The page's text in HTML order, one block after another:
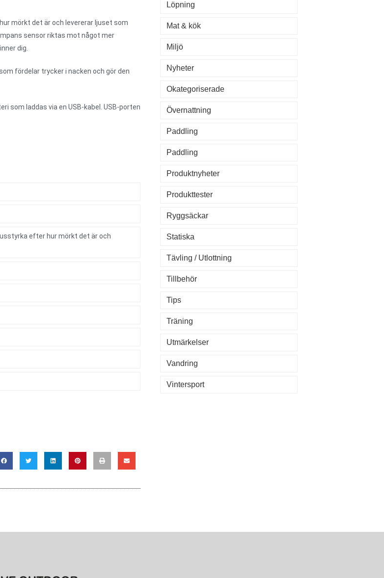
mörkt det är och levererar ljuset som
sensor riktas mot något mer
dig.
fördelar trycker i nacken och gör den
som laddas via en USB-kabel. USB-porten
efter hur mörkt det är och
Löpning
Mat & kök
Miljö
Nyheter
Okategoriserade
Övernattning
Paddling
Paddling
Produktnyheter
Produkttester
Ryggsäckar
Statiska
Tävling / Utlottning
Tillbehör
Tips
Träning
Utmärkelser
Vandring
Vintersport